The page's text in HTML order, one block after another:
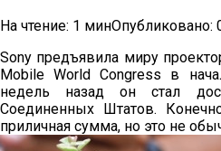
На чтение: 1 минОпубликовано:
Sony предъявила миру
Mobile World Congress в
недель назад он стал
Соединенных Штатов.
приличная сумма, но это не